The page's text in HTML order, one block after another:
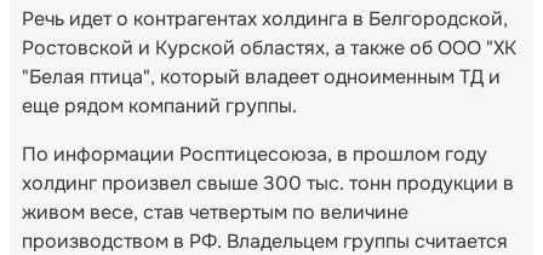
Речь идет о контрагентах холдинга в Белгородской,
Ростовской и Курской областях, а также об ООО "ХК
"Белая птица", который владеет одноименным ТД и
еще рядом компаний группы.
По информации Росптицесоюза, в прошлом году
холдинг произвел свыше 300 тыс. тонн продукции в
живом весе, став четвертым по величине
производством в РФ. Владельцем группы считается